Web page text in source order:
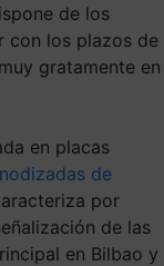
de los
con los plazos de
gratamente en
en placas
de
por
de las
en Bilbao y